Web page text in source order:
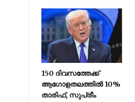
150 ദിവസത്തേക്ക്
ആഗോളതലത്തിൽ 10%
താരിഫ്, സുപ്രീം